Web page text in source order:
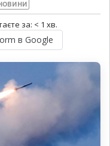
за: < 1 хв.
в Google